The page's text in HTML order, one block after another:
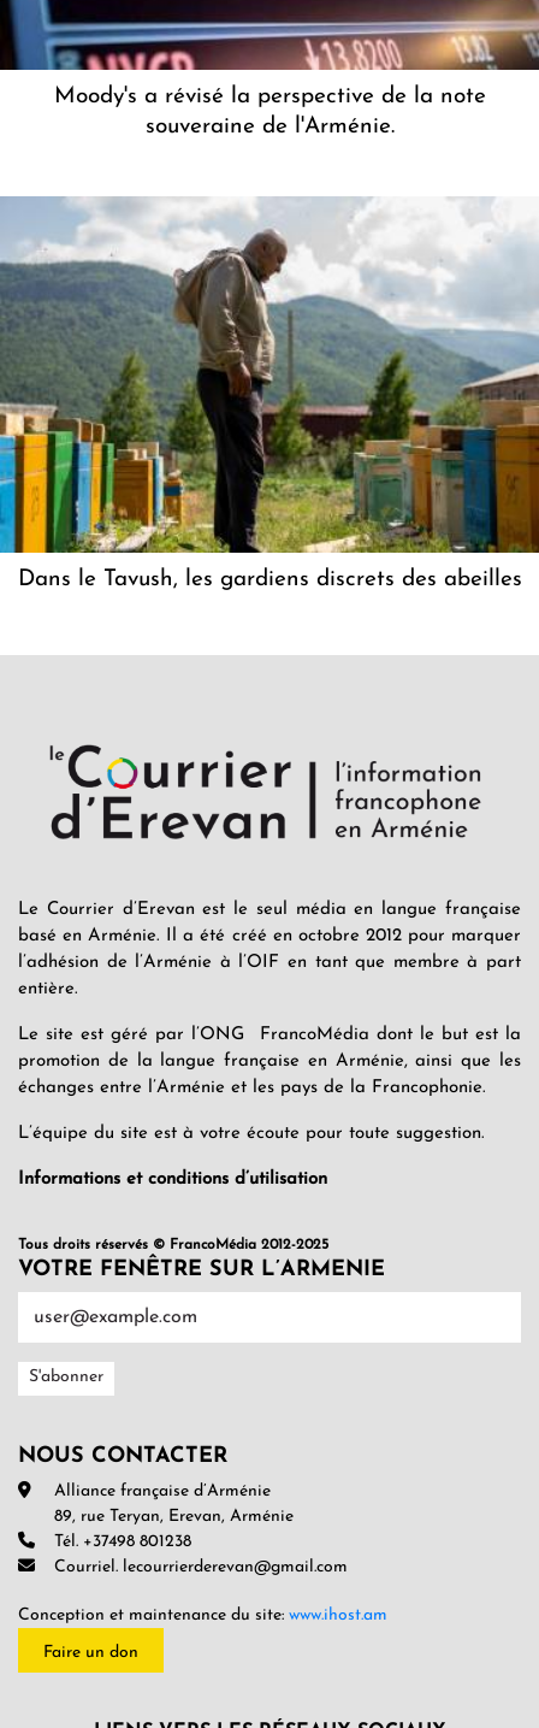
Moody's a révisé la perspective de la note
souveraine de l'Arménie.
Dans le Tavush, les gardiens discrets des abeilles
Le Courrier d’Erevan est le seul média en langue française
basé en Arménie. Il a été créé en octobre 2012 pour marquer
l’adhésion de l’Arménie à l’OIF en tant que membre à part
entière.
Le site est géré par l’ONG FrancoMédia dont le but est la
promotion de la langue française en Arménie, ainsi que les
échanges entre l’Arménie et les pays de la Francophonie.
L’équipe du site est à votre écoute pour toute suggestion.
Informations et conditions d’utilisation
Tous droits réservés © FrancoMédia 2012-2025
VOTRE FENÊTRE SUR L’ARMENIE
NOUS CONTACTER
Alliance française d’Arménie
89, rue Teryan, Erevan, Arménie
Tél. +37498 801238
Courriel. lecourrierderevan@gmail.com
Conception et maintenance du site: www.ihost.am
Faire un don